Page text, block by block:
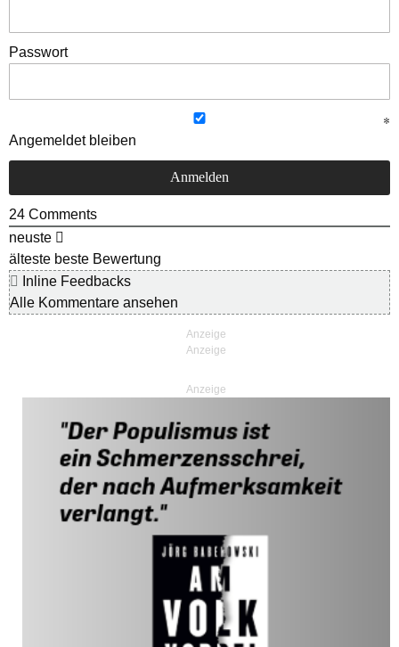
Passwort
Angemeldet bleiben
24 Comments
neuste
älteste beste Bewertung
Inline Feedbacks
Alle Kommentare ansehen
Anzeige